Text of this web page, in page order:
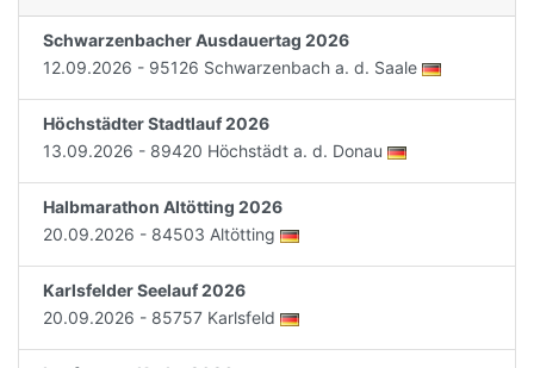
Schwarzenbacher Ausdauertag 2026
12.09.2026 - 95126 Schwarzenbach a. d. Saale
Höchstädter Stadtlauf 2026
13.09.2026 - 89420 Höchstädt a. d. Donau
Halbmarathon Altötting 2026
20.09.2026 - 84503 Altötting
Karlsfelder Seelauf 2026
20.09.2026 - 85757 Karlsfeld